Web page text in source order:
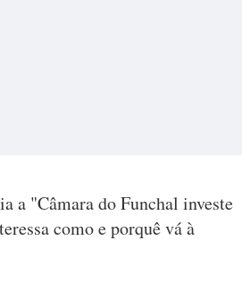
a "Câmara do Funchal investe
como e porquê vá à